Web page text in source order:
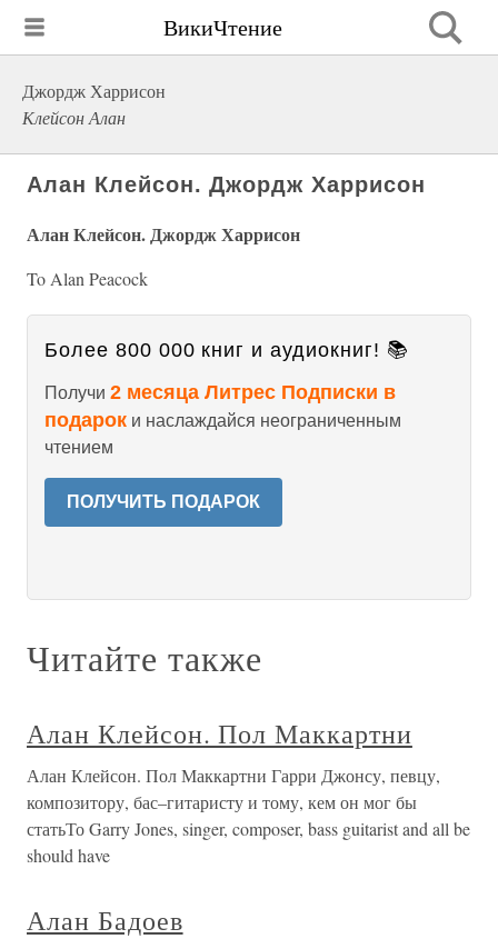
ВикиЧтение
Джордж Харрисон
Клейсон Алан
Алан Клейсон. Джордж Харрисон
Алан Клейсон. Джордж Харрисон
To Alan Peacock
Более 800 000 книг и аудиокниг! 📚
Получи 2 месяца Литрес Подписки в
подарок и наслаждайся неограниченным
чтением
ПОЛУЧИТЬ ПОДАРОК
Читайте также
Алан Клейсон. Пол Маккартни
Алан Клейсон. Пол Маккартни Гарри Джонсу, певцу,
композитору, бас–гитаристу и тому, кем он мог бы
статьТо Garry Jones, singer, composer, bass guitarist and all be
should have
Алан Бадоев